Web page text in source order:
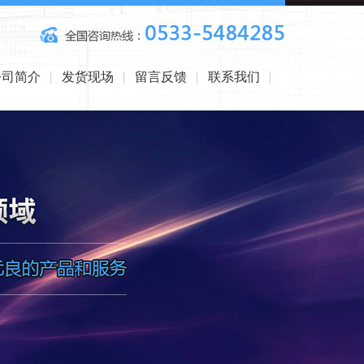
简介 发货现场 留言反馈 联系我们